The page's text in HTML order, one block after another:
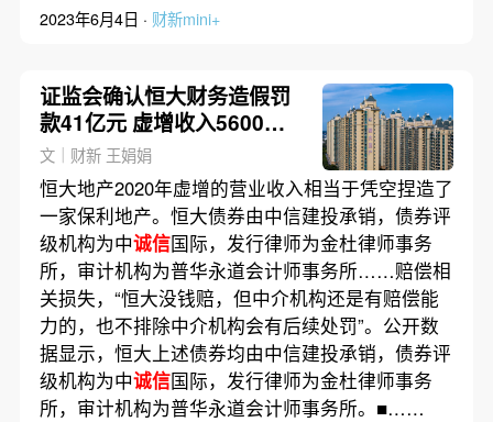
2023年6月4日 · 财新mini+
证监会确认恒大财务造假罚
款41亿元 虚增收入5600亿
元、利润900亿元
文｜财新 王娟娟
恒大地产2020年虚增的营业收入相当于凭空捏造了
一家保利地产。恒大债券由中信建投承销，债券评
级机构为中诚信国际，发行律师为金杜律师事务
所，审计机构为普华永道会计师事务所……赔偿相
关损失，“恒大没钱赔，但中介机构还是有赔偿能
力的，也不排除中介机构会有后续处罚”。公开数
据显示，恒大上述债券均由中信建投承销，债券评
级机构为中诚信国际，发行律师为金杜律师事务
所，审计机构为普华永道会计师事务所。■……